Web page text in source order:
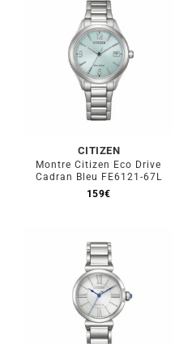
CITIZEN
Montre Citizen Eco Drive
Cadran Bleu FE6121-67L
159€